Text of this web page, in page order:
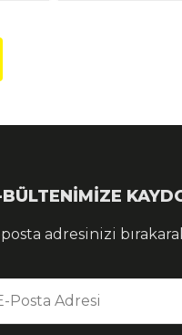
BÜLTENİMİZE
adresinizi
Posta Adresi